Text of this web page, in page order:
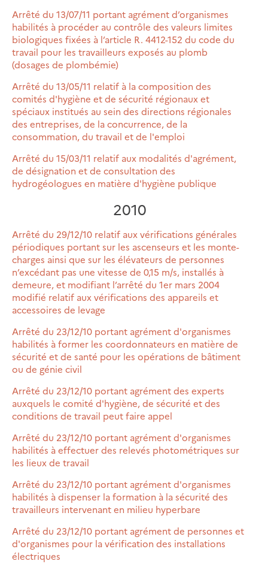
Arrêté du 13/07/11 portant agrément d’organismes
habilités à procéder au contrôle des valeurs limites
biologiques fixées à l’article R. 4412-152 du code du
travail pour les travailleurs exposés au plomb
(dosages de plombémie)
Arrêté du 13/05/11 relatif à la composition des
comités d'hygiène et de sécurité régionaux et
spéciaux institués au sein des directions régionales
des entreprises, de la concurrence, de la
consommation, du travail et de l'emploi
Arrêté du 15/03/11 relatif aux modalités d'agrément,
de désignation et de consultation des
hydrogéologues en matière d'hygiène publique
2010
Arrêté du 29/12/10 relatif aux vérifications générales
périodiques portant sur les ascenseurs et les monte-
charges ainsi que sur les élévateurs de personnes
n’excédant pas une vitesse de 0,15 m/s, installés à
demeure, et modifiant l’arrêté du 1er mars 2004
modifié relatif aux vérifications des appareils et
accessoires de levage
Arrêté du 23/12/10 portant agrément d'organismes
habilités à former les coordonnateurs en matière de
sécurité et de santé pour les opérations de bâtiment
ou de génie civil
Arrêté du 23/12/10 portant agrément des experts
auxquels le comité d'hygiène, de sécurité et des
conditions de travail peut faire appel
Arrêté du 23/12/10 portant agrément d'organismes
habilités à effectuer des relevés photométriques sur
les lieux de travail
Arrêté du 23/12/10 portant agrément d'organismes
habilités à dispenser la formation à la sécurité des
travailleurs intervenant en milieu hyperbare
Arrêté du 23/12/10 portant agrément de personnes et
d'organismes pour la vérification des installations
électriques